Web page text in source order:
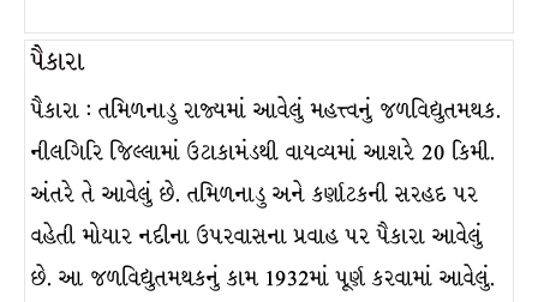
પૈકારા
પૈકારા : તમિળનાડુ રાજ્યમાં આવેલું મહત્ત્વનું જળવિદ્યુતમથક.
નીલગિરિ જિલ્લામાં ઉટાકામંડથી વાયવ્યમાં આશરે 20 કિમી.
અંતરે તે આવેલું છે. તમિળનાડુ અને કર્ણાટકની સરહદ પર
વહેતી મોયાર નદીના ઉપરવાસના પ્રવાહ પર પૈકારા આવેલું
છે. આ જળવિદ્યુતમથકનું કામ 1932માં પૂર્ણ કરવામાં આવેલું.